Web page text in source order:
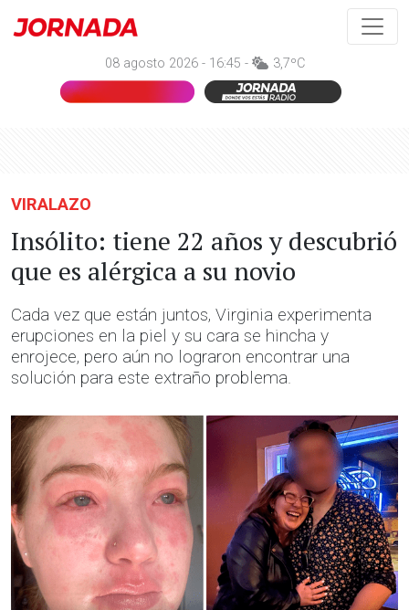
08 agosto 2026 - 16:45 - 3,7ºC
VIRALAZO
Insólito: tiene 22 años y descubrió
que es alérgica a su novio
Cada vez que están juntos, Virginia experimenta
erupciones en la piel y su cara se hincha y
enrojece, pero aún no lograron encontrar una
solución para este extraño problema.